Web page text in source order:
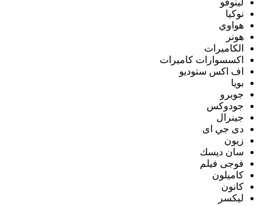
لينوفو
نوكيا
هواوي
هونر
الكاميرات
اكسسوارات كاميرات
اف اكس ستوديو
بويا
جوبرو
جودوكس
جينرال
دى جي اى
زيون
سان ديسك
فوجى فيلم
كاميلون
كانون
ليكسر